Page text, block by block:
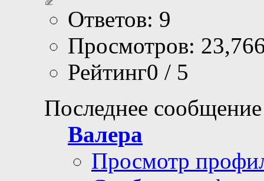
Ответов: 9
Просмотров:
Рейтинг0 / 5
Последнее
Валера
Просмотр